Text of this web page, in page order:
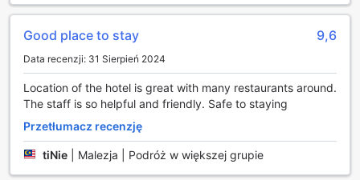
Należy jednak pamiętać, że obowiązują opłaty za
budżetu podróży.
Dla tych, którzy preferują korzystanie z transportu
publicznego, City Inn Hotel oferuje również usługę
zamówienia taksówki. Dzięki temu goście mogą szybko i
wygodnie dotrzeć do najważniejszych atrakcji
turystycznych Kuching, a także do pobliskich centrów
handlowych i restauracji. Usługa ta zapewnia wygodny
dostęp do całego miasta, co czyni pobyt w City Inn Hotel
Good place to stay 9,6
Data recenzji: 31 Sierpień 2024
Location of the hotel is great with many restaurants around.
The staff is so helpful and friendly. Safe to staying
Przetłumacz recenzję
tiNie Malezja | Podróż w większej grupie